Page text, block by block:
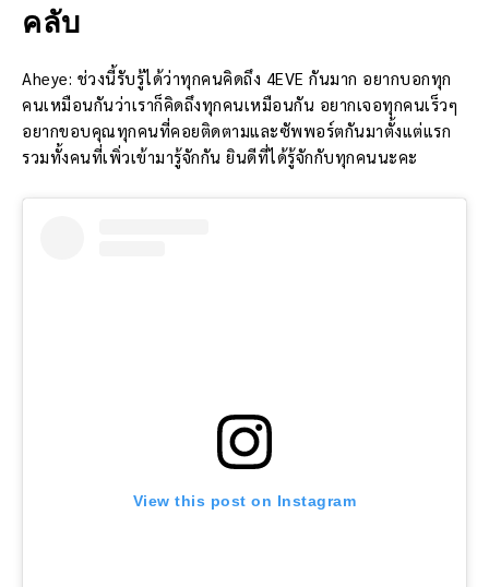
คลับ
Aheye: ช่วงนี้รับรู้ได้ว่าทุกคนคิดถึง 4EVE กันมาก อยากบอกทุก
คนเหมือนกันว่าเราก็คิดถึงทุกคนเหมือนกัน อยากเจอทุกคนเร็วๆ
อยากขอบคุณทุกคนที่คอยติดตามและซัพพอร์ตกันมาตั้งแต่แรก
รวมทั้งคนที่เพิ่วเข้ามารู้จักกัน ยินดีที่ได้รู้จักกับทุกคนนะคะ
View this post on Instagram